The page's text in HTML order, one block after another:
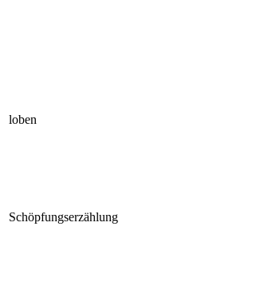
loben
Schöpfungserzählung